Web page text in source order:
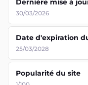
Dernière mise à
30/03/2026
Date d'expiration
25/03/2028
Popularité du site